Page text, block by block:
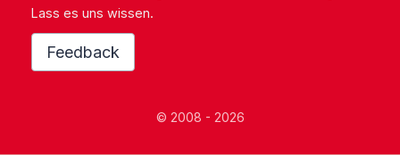
Lass es uns wissen.
Feedback
© 2008 - 2026